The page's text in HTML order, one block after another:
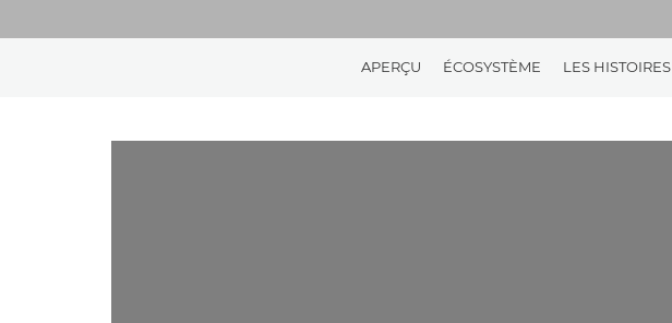
APERÇU ÉCOSYSTÈME LES HISTOIRES